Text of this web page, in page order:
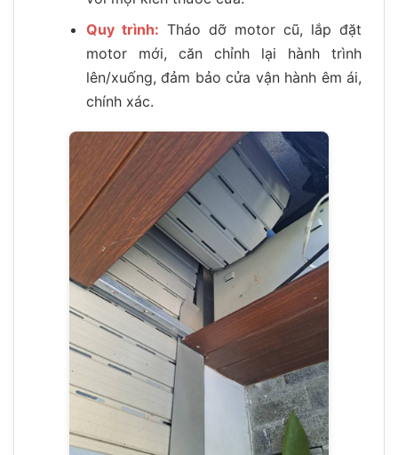
Quy trình: Tháo dỡ motor cũ, lắp đặt
motor mới, căn chỉnh lại hành trình
lên/xuống, đảm bảo cửa vận hành êm ái,
chính xác.